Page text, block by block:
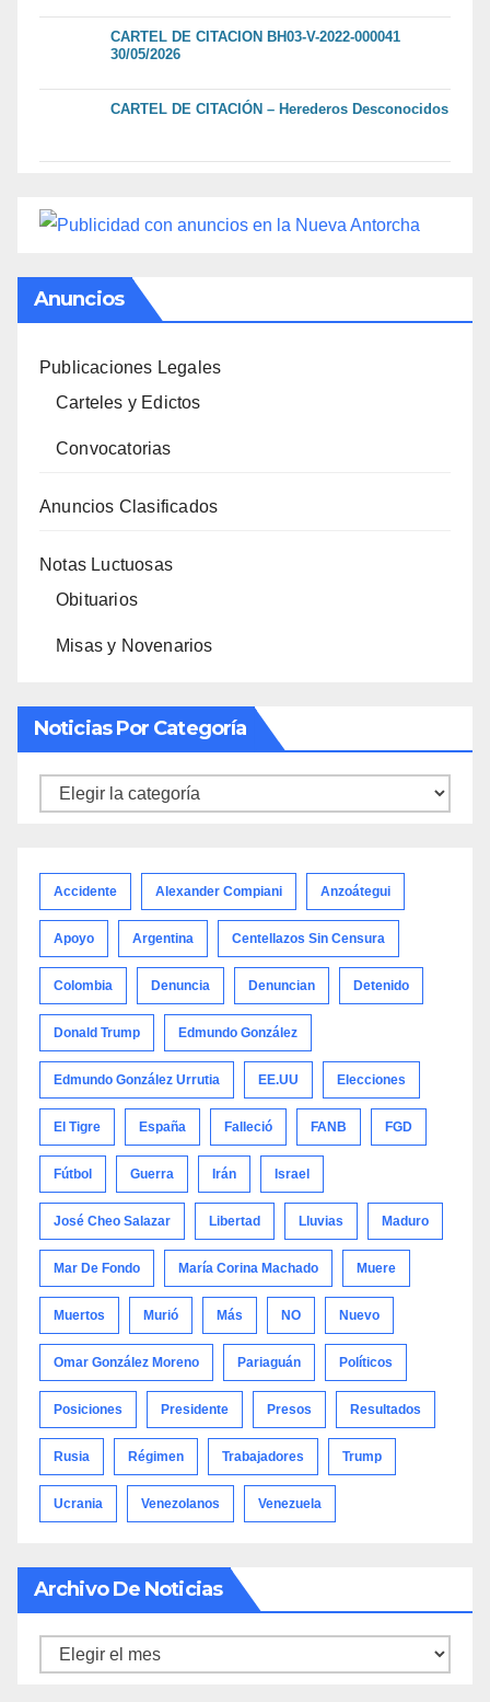
CARTEL DE CITACION BH03-V-2022-000041
30/05/2026
CARTEL DE CITACIÓN – Herederos Desconocidos
Anuncios
Publicaciones Legales
Carteles y Edictos
Convocatorias
Anuncios Clasificados
Notas Luctuosas
Obituarios
Misas y Novenarios
Noticias Por Categoría
Noticias
Accidente Alexander Compiani Anzoátegui
Apoyo Argentina Centellazos Sin Censura
Colombia Denuncia Denuncian Detenido
Donald Trump Edmundo González
Edmundo González Urrutia EE.UU Elecciones
El Tigre España Falleció FANB FGD
Fútbol Guerra Irán Israel
José Cheo Salazar Libertad Lluvias Maduro
Mar De Fondo María Corina Machado Muere
Muertos Murió Más NO Nuevo
Omar González Moreno Pariaguán Políticos
Posiciones Presidente Presos Resultados
Rusia Régimen Trabajadores Trump
Ucrania Venezolanos Venezuela
Archivo De Noticias
Archivo